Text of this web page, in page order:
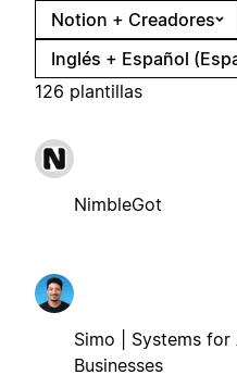
Notion + Creadores
Inglés + Español
126 plantillas
NimbleGot
Simo | Systems for
Businesses